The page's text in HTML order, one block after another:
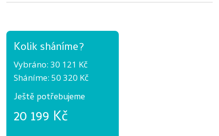
Kolik sháníme?
Vybráno: 30 121 Kč
Sháníme: 50 320 Kč
Ještě potřebujeme
20 199 Kč